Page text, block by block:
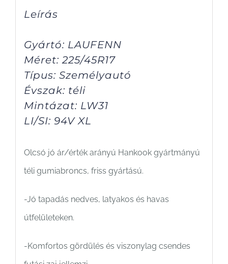
Leírás
Gyártó: LAUFENN
Méret: 225/45R17
Típus: Személyautó
Évszak: téli
Mintázat: LW31
LI/SI: 94V XL
Olcsó jó ár/érték arányú Hankook gyártmányú
téli gumiabroncs, friss gyártású.
-Jó tapadás nedves, latyakos és havas
útfelületeken.
-Komfortos gördülés és viszonylag csendes